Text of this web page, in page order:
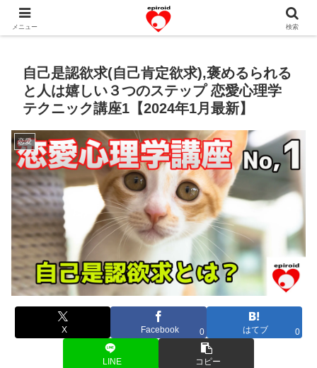
恋愛共感エピソード。あなたのストーリーを変えていく！。
自己是認欲求(自己肯定欲求),褒めるられる
と人は嬉しい３つのステップ 恋愛心理学
テクニック講座1【2024年1月最新】
恋愛
X Facebook 0 はてブ 0
LINE コピー
メニュー 検索